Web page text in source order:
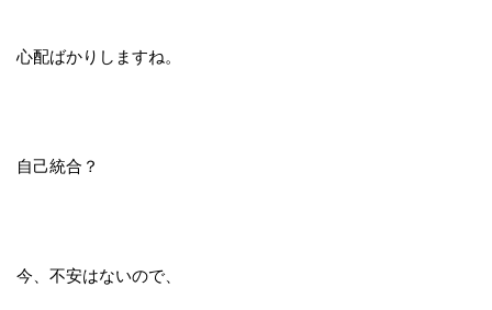
心配ばかりしますね。
自己統合？
今、不安はないので、